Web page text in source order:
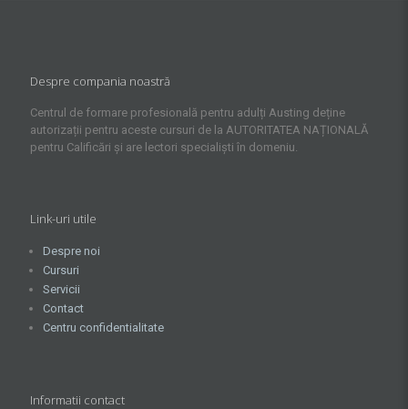
Despre compania noastră
Centrul de formare profesională pentru adulți Austing deține
autorizații pentru aceste cursuri de la AUTORITATEA NAȚIONALĂ
pentru Calificări și are lectori specialiști în domeniu.
Link-uri utile
Despre noi
Cursuri
Servicii
Contact
Centru confidentialitate
Informatii contact